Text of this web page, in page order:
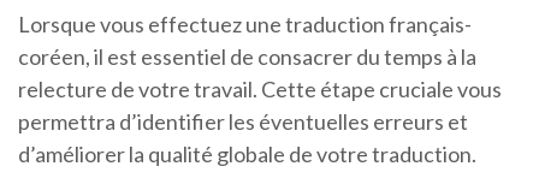
Lorsque vous effectuez une traduction français-
coréen, il est essentiel de consacrer du temps à la
relecture de votre travail. Cette étape cruciale vous
permettra d’identifier les éventuelles erreurs et
d’améliorer la qualité globale de votre traduction.